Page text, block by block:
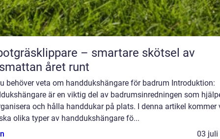
– smartare skötsel av
året runt
behöver veta om handdukshängare för badrum Introduktion:
är en viktig del av badrumsinredningen som
och hålla handdukar på plats. I denna artikel kommer
olika typer av handdukshängare fö...
03 juli